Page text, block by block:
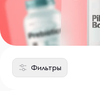
Фильтры